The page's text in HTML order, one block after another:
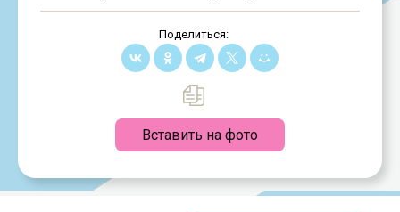
Поделиться:
Вставить на фото